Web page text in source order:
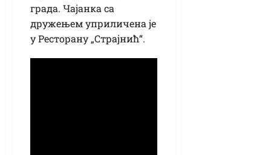
града. Чајанка са
дружењем уприличена је
у Ресторану „Страјнић“.